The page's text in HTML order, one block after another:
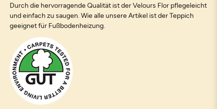
Durch die hervorragende Qualität ist der Velours Flor pflegeleicht
und einfach zu saugen. Wie alle unsere Artikel ist der Teppich
geeignet für Fußbodenheizung.